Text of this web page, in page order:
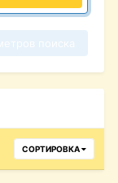
СОРТИРОВКА